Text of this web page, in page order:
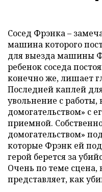
Сосед Фрэнка –
машина которого
для выезда машины
ребенок соседа
конечно же, лишает
Последней каплей
увольнение с
домогательством» с
приемной.
домогательством»
которые Фрэнк ей
герой берется за
Очень по теме сцена,
представляет, как